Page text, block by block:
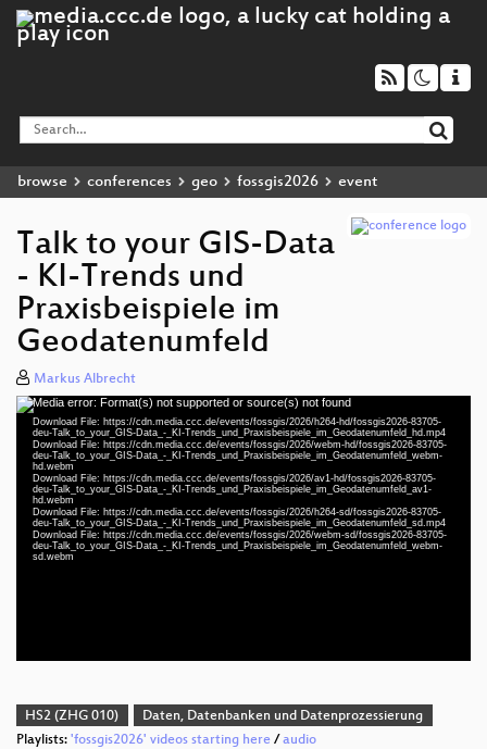
browse conferences geo fossgis2026 event
Talk to your GIS-Data
- KI-Trends und
Praxisbeispiele im
Geodatenumfeld
Markus Albrecht
Video
Player
Media error: Format(s) not supported or source(s) not found
Download File: https://cdn.media.ccc.de/events/fossgis/2026/h264-hd/fossgis2026-83705-
deu-Talk_to_your_GIS-Data_-_KI-Trends_und_Praxisbeispiele_im_Geodatenumfeld_hd.mp4
Download File: https://cdn.media.ccc.de/events/fossgis/2026/webm-hd/fossgis2026-83705-
deu-Talk_to_your_GIS-Data_-_KI-Trends_und_Praxisbeispiele_im_Geodatenumfeld_webm-
hd.webm
Download File: https://cdn.media.ccc.de/events/fossgis/2026/av1-hd/fossgis2026-83705-
deu-Talk_to_your_GIS-Data_-_KI-Trends_und_Praxisbeispiele_im_Geodatenumfeld_av1-
hd.webm
Download File: https://cdn.media.ccc.de/events/fossgis/2026/h264-sd/fossgis2026-83705-
deu-Talk_to_your_GIS-Data_-_KI-Trends_und_Praxisbeispiele_im_Geodatenumfeld_sd.mp4
Download File: https://cdn.media.ccc.de/events/fossgis/2026/webm-sd/fossgis2026-83705-
deu-Talk_to_your_GIS-Data_-_KI-Trends_und_Praxisbeispiele_im_Geodatenumfeld_webm-
sd.webm
deu 1080p (webm;codecs=av01)
HS2 (ZHG 010)
Daten, Datenbanken und Datenprozessierung
Playlists: 'fossgis2026' videos starting here /audio